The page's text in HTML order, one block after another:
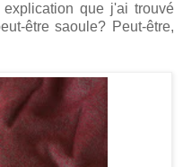
que j'ai trouvé
être saoule? Peut-être,